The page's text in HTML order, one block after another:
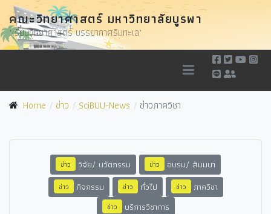
คณะวิทยาศาสตร์ มหาวิทยาลัยบูรพา
"เรียนวิทยาศาสตร์ บรรยากาศริมทะเล"
Home ข่าว SciBUU-News ข่าวภาควิชา
ข่าว วิจัย/ นวัตกรรม ข่าว อบรม/ สัมมนา
ข่าว กิจกรรม ข่าว ทั่วไป ข่าว ภาควิชา
ข่าว บริการวิชาการ